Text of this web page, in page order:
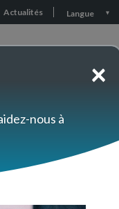
Actualités Langue
la
×
nous à